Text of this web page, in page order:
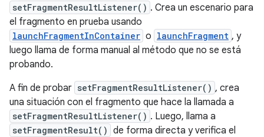
setFragmentResultListener() . Crea un escenario para
el fragmento en prueba usando
launchFragmentInContainer o launchFragment , y
luego llama de forma manual al método que no se está
probando.
A fin de probar setFragmentResultListener() , crea
una situación con el fragmento que hace la llamada a
setFragmentResultListener() . Luego, llama a
setFragmentResult() de forma directa y verifica el